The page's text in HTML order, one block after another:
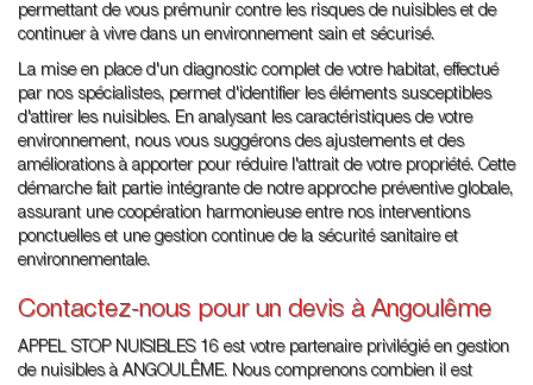
permettant de vous prémunir contre les risques de nuisibles et de
continuer à vivre dans un environnement sain et sécurisé.
La mise en place d'un diagnostic complet de votre habitat, effectué
par nos spécialistes, permet d'identifier les éléments susceptibles
d'attirer les nuisibles. En analysant les caractéristiques de votre
environnement, nous vous suggérons des ajustements et des
améliorations à apporter pour réduire l'attrait de votre propriété. Cette
démarche fait partie intégrante de notre approche préventive globale,
assurant une coopération harmonieuse entre nos interventions
ponctuelles et une gestion continue de la sécurité sanitaire et
environnementale.
Contactez-nous pour un devis à Angoulême
APPEL STOP NUISIBLES 16 est votre partenaire privilégié en gestion
de nuisibles à ANGOULÊME. Nous comprenons combien il est